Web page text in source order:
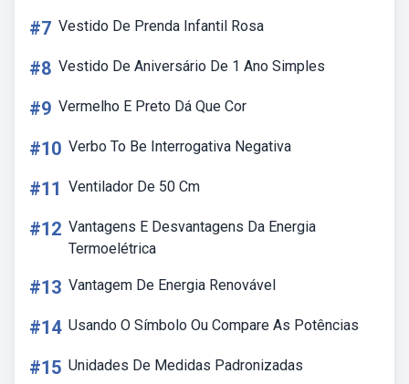
#7 Vestido De Prenda Infantil Rosa
#8 Vestido De Aniversário De 1 Ano Simples
#9 Vermelho E Preto Dá Que Cor
#10 Verbo To Be Interrogativa Negativa
#11 Ventilador De 50 Cm
#12 Vantagens E Desvantagens Da Energia
Termoelétrica
#13 Vantagem De Energia Renovável
#14 Usando O Símbolo Ou Compare As Potências
#15 Unidades De Medidas Padronizadas